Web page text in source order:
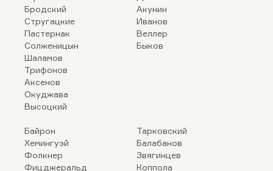
Бродский
Стругацкие
Пастернак
Солженицын
Шаламов
Трифонов
Аксенов
Окуджава
Высоцкий
Акунин
Иванов
Веллер
Быков
Байрон
Хемингуэй
Фолкнер
Фицджеральд
Тарковский
Балабанов
Звягинцев
Коппола